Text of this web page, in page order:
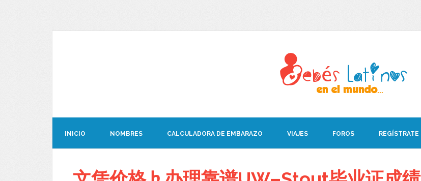
INICIO NOMBRES CALCULADORA DE EMBARAZO VIAJES FOROS REGÍSTRATE